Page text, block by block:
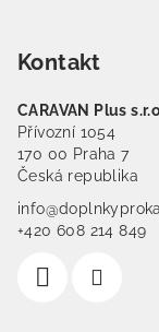
Kontakt
CARAVAN Plus
Přívozní 1054
170 00 Praha 7
Česká republika
+420 608 214 849